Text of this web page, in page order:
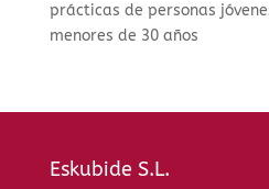
prácticas de personas
menores de 30 años
Eskubide S.L.